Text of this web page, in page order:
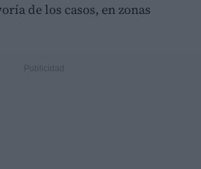
de los casos, en zonas